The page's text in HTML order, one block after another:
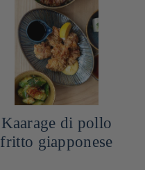
Kaarage di pollo
fritto giapponese